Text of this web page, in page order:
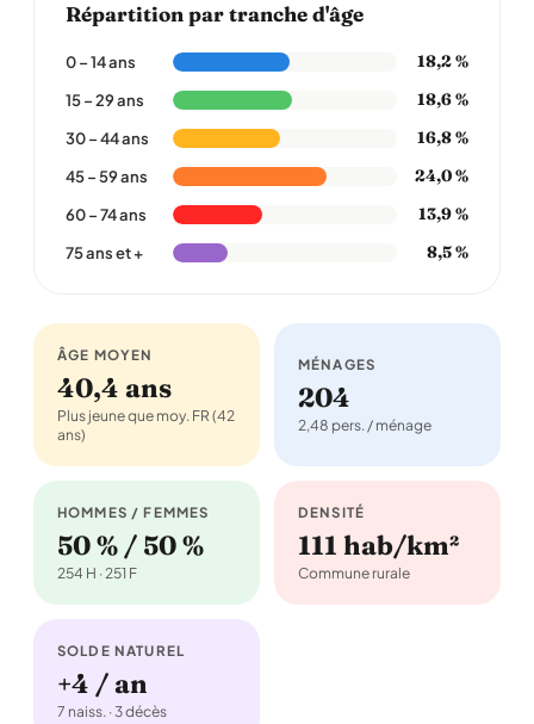
Répartition par tranche d'âge
0 – 14 ans 18,2 %
15 – 29 ans 18,6 %
30 – 44 ans 16,8 %
45 – 59 ans 24,0 %
60 – 74 ans 13,9 %
75 ans et + 8,5 %
ÂGE MOYEN
40,4 ans
Plus jeune que moy. FR (42
ans)
MÉNAGES
204
2,48 pers. / ménage
HOMMES / FEMMES
50 % / 50 %
254 H · 251 F
DENSITÉ
111 hab/km²
Commune rurale
SOLDE NATUREL
+4 / an
7 naiss. · 3 décès